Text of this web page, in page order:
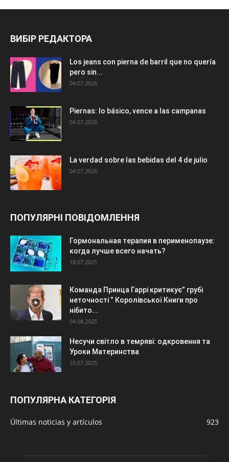
ВИБІР РЕДАКТОРА
Los jeans con pierna de barril que no quería
pero sin...
04.07.2026
Piernas: lo básico, vence a las campanas
04.07.2026
La verdad sobre las bebidas del 4 de julio
04.07.2026
ПОПУЛЯРНІ ПОВІДОМЛЕННЯ
Гормональная терапия в перименопаузе:
когда лучше всего начать?
18.07.2025
Команда Принца Гаррі критикує” грубі
неточності ” Королівської Книги про
нібито...
04.08.2025
Несучи світло в темряві: одкровення та
Уроки Материнства
16.07.2025
ПОПУЛЯРНА КАТЕГОРІЯ
Últimas noticias y artículos 923